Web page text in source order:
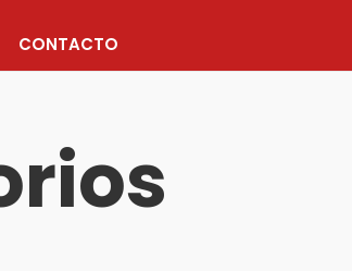
CONTACTO